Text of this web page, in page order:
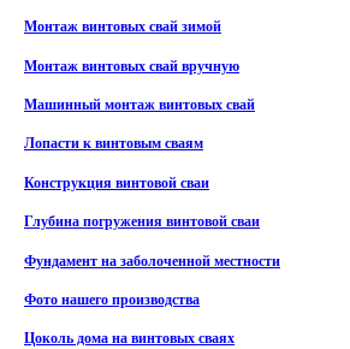
Монтаж винтовых свай зимой
Монтаж винтовых свай вручную
Машинный монтаж винтовых свай
Лопасти к винтовым сваям
Конструкция винтовой сваи
Глубина погружения винтовой сваи
Фундамент на заболоченной местности
Фото нашего производства
Цоколь дома на винтовых сваях